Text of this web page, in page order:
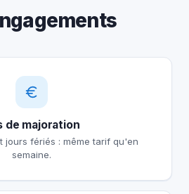
de majoration
jours fériés : même tarif qu'en
semaine.